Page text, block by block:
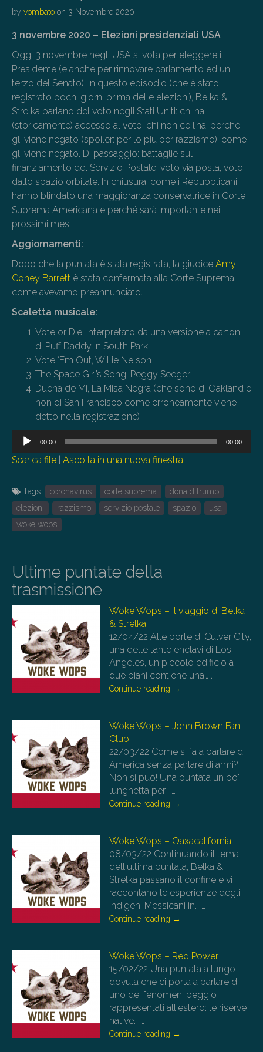
by vombato on 3 Novembre 2020
3 novembre 2020 – Elezioni presidenziali USA
Oggi 3 novembre negli USA si vota per eleggere il
Presidente (e anche per rinnovare parlamento ed un
terzo del Senato). In questo episodio (che è stato
registrato pochi giorni prima delle elezioni), Belka &
Strelka parlano del voto negli Stati Uniti: chi ha
(storicamente) accesso al voto, chi non ce l’ha, perché
gli viene negato (spoiler: per lo più per razzismo), come
gli viene negato. Di passaggio: battaglie sul
finanziamento del Servizio Postale, voto via posta, voto
dallo spazio orbitale. In chiusura, come i Repubblicani
hanno blindato una maggioranza conservatrice in Corte
Suprema Americana e perché sarà importante nei
prossimi mesi.
Aggiornamenti:
Dopo che la puntata è stata registrata, la giudice Amy
Coney Barrett è stata confermata alla Corte Suprema,
come avevamo preannunciato.
Scaletta musicale:
Vote or Die, interpretato da una versione a cartoni
di Puff Daddy in South Park
Vote ‘Em Out, Willie Nelson
The Space Girl’s Song, Peggy Seeger
Dueña de Mi, La Misa Negra (che sono di Oakland e
non di San Francisco come erroneamente viene
detto nella registrazione)
Audio
00:00 00:00
Scarica file Ascolta in una nuova finestra
Tags: coronavirus corte suprema
donald trump
elezioni
razzismo servizio postale spazio
usa
woke wops
Ultime puntate della
trasmissione
Woke Wops – Il viaggio di Belka
& Strelka
12/04/22 Alle porte di Culver City,
una delle tante enclavi di Los
Angeles, un piccolo edificio a
due piani contiene una… …
Continue reading →
Woke Wops – John Brown Fan
Club
22/03/22 Come si fa a parlare di
America senza parlare di armi?
Non si può! Una puntata un po'
lunghetta per… …
Continue reading →
Woke Wops – Oaxacalifornia
08/03/22 Continuando il tema
dell'ultima puntata, Belka &
Strelka passano il confine e vi
raccontano le esperienze degli
indigeni Messicani in… …
Continue reading →
Woke Wops – Red Power
15/02/22 Una puntata a lungo
dovuta che ci porta a parlare di
uno dei fenomeni peggio
rappresentati all'estero: le riserve
native… …
Continue reading →